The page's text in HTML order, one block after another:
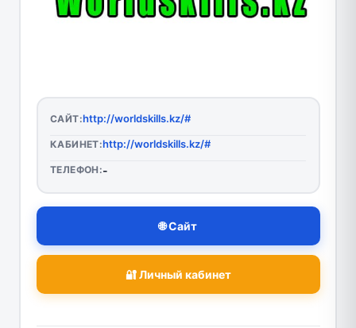
САЙТ:http://worldskills.kz/#
КАБИНЕТ:http://worldskills.kz/#
ТЕЛЕФОН:-
🌐 Сайт
🔐 Личный кабинет